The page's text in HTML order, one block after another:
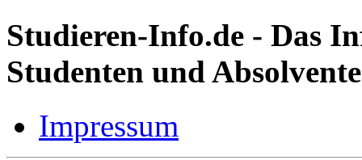
Studieren-Info.de - Das
Studenten und
Impressum